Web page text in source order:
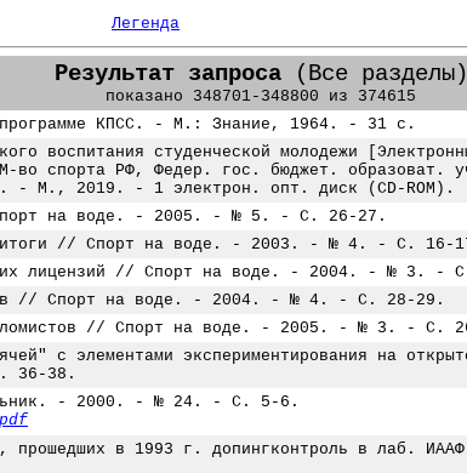
Легенда
Результат запроса(Все разделы)
показано 348701-348800 из 374615
программе КПСС. - М.: Знание, 1964. - 31 с.
воспитания студенческой молодежи
во спорта РФ, Федер. гос. бюджет. образоват.
- М., 2019. - 1 электрон. опт. диск (CD-ROM).
Спорт на воде. - 2005. - № 5. - С. 26-27.
итоги // Спорт на воде. - 2003. - № 4. - С. 16-
лицензий // Спорт на воде. - 2004. - № 3. -
// Спорт на воде. - 2004. - № 4. - С. 28-29.
// Спорт на воде. - 2005. - № 3. - С.
с элементами экспериментирования на
36-38.
- 2000. - № 24. - С. 5-6.
прошедших в 1993 г. допингконтроль в лаб.